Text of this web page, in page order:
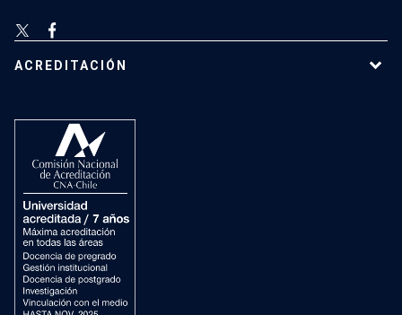
ACREDITACIÓN